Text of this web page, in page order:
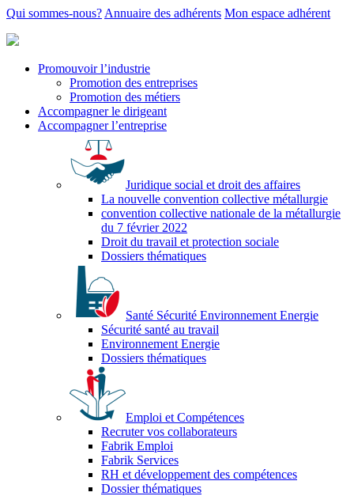
Qui sommes-nous? Annuaire des adhérents Mon espace adhérent
Promouvoir l’industrie
Promotion des entreprises
Promotion des métiers
Accompagner le dirigeant
Accompagner l’entreprise
Juridique social et droit des affaires
La nouvelle convention collective métallurgie
convention collective nationale de la métallurgie
du 7 février 2022
Droit du travail et protection sociale
Dossiers thématiques
Santé Sécurité Environnement Energie
Sécurité santé au travail
Environnement Energie
Dossiers thématiques
Emploi et Compétences
Recruter vos collaborateurs
Fabrik Emploi
Fabrik Services
RH et développement des compétences
Dossier thématiques